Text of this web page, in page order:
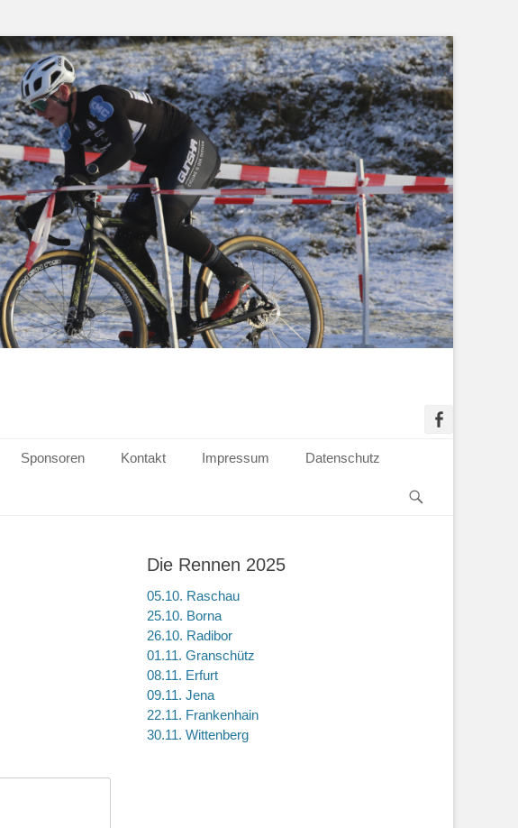
Sponsoren Kontakt Impressum Datenschutz
Die Rennen 2025
05.10. Raschau
25.10. Borna
26.10. Radibor
01.11. Granschütz
08.11. Erfurt
09.11. Jena
22.11. Frankenhain
30.11. Wittenberg